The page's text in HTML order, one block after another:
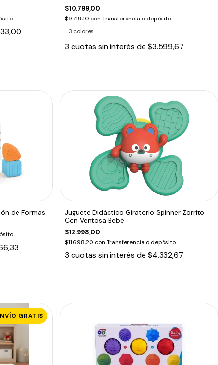
$10.799,00
$9.719,10 con Transferencia o depósito
3 colores
3 cuotas sin interés de$3.599,67
de Formas
Juguete Didáctico Giratorio Spinner Zorrito
Con Ventosa Bebe
$12.998,00
$11.698,20 con Transferencia o depósito
3 cuotas sin interés de$4.332,67
GRATIS